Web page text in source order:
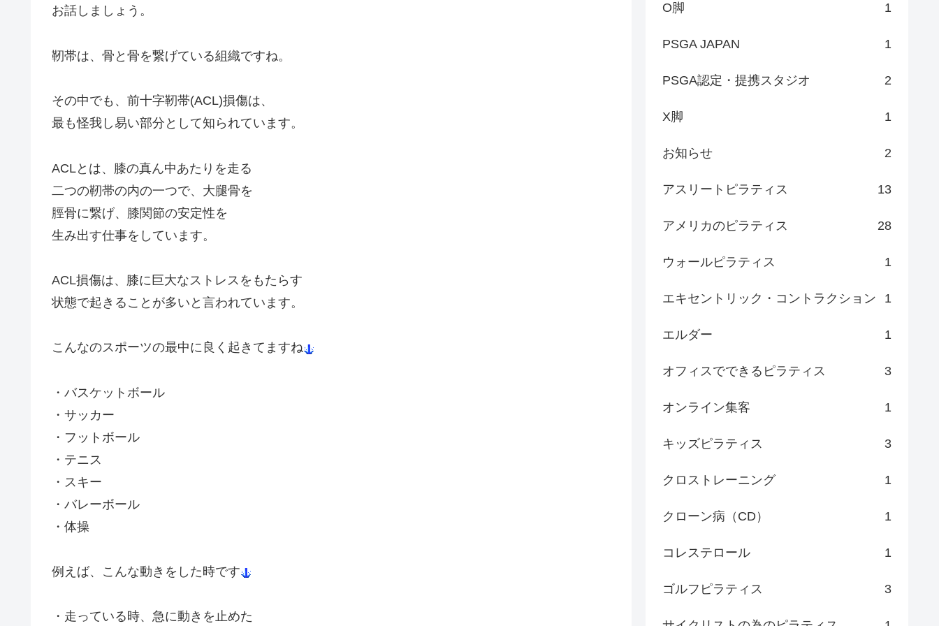
お話しましょう。
靭帯は、骨と骨を繋げている組織ですね。
その中でも、前十字靭帯(ACL)損傷は、
最も怪我し易い部分として知られています。
ACLとは、膝の真ん中あたりを走る
二つの靭帯の内の一つで、大腿骨を
脛骨に繋げ、膝関節の安定性を
生み出す仕事をしています。
ACL損傷は、膝に巨大なストレスをもたらす
状態で起きることが多いと言われています。
こんなのスポーツの最中に良く起きてますね
・バスケットボール
・サッカー
・フットボール
・テニス
・スキー
・バレーボール
・体操
例えば、こんな動きをした時です
・走っている時、急に動きを止めた
O脚 1
PSGA JAPAN 1
PSGA認定・提携スタジオ 2
X脚 1
お知らせ 2
アスリートピラティス 13
アメリカのピラティス 28
ウォールピラティス 1
エキセントリック・コントラクション 1
エルダー 1
オフィスでできるピラティス 3
オンライン集客 1
キッズピラティス 3
クロストレーニング 1
クローン病（CD） 1
コレステロール 1
ゴルフピラティス 3